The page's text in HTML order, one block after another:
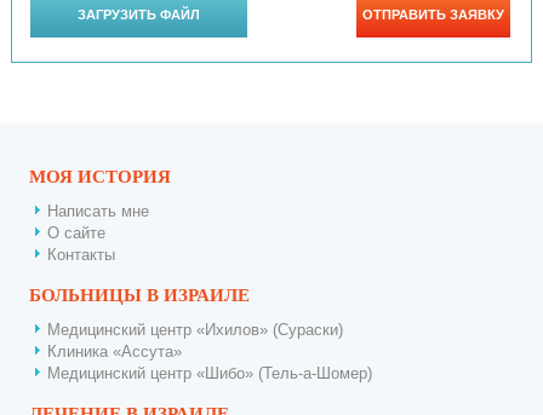
МОЯ ИСТОРИЯ
Написать мне
О сайте
Контакты
БОЛЬНИЦЫ В ИЗРАИЛЕ
Медицинский центр «Ихилов» (Сураски)
Клиника «Ассута»
Медицинский центр «Шибо» (Тель-а-Шомер)